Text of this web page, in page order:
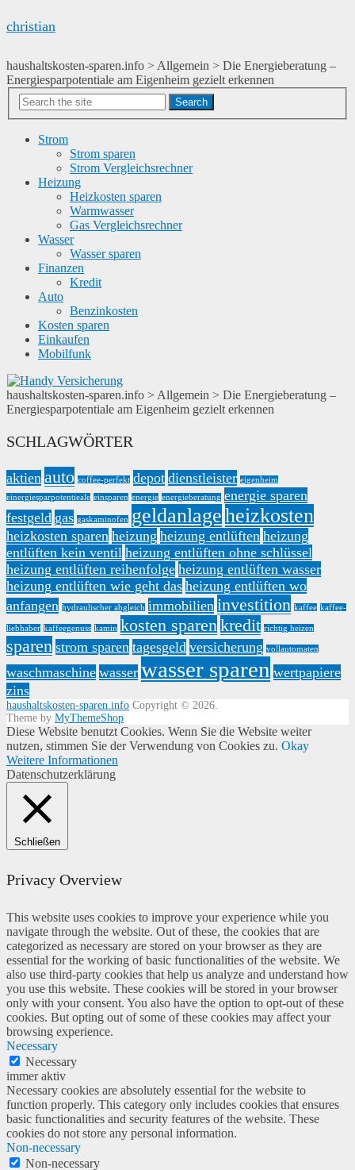
christian
haushaltskosten-sparen.info > Allgemein > Die Energieberatung –
Energiesparpotentiale am Eigenheim gezielt erkennen
Search
Strom
Strom sparen
Strom Vergleichsrechner
Heizung
Heizkosten sparen
Warmwasser
Gas Vergleichsrechner
Wasser
Wasser sparen
Finanzen
Kredit
Auto
Benzinkosten
Kosten sparen
Einkaufen
Mobilfunk
haushaltskosten-sparen.info > Allgemein > Die Energieberatung –
Energiesparpotentiale am Eigenheim gezielt erkennen
SCHLAGWÖRTER
aktien auto coffee-perfekt depot dienstleister eigenheim
einergiesparpotentieale einsparen energie energieberatung energie sparen
festgeld gas gaskaminofen geldanlageheizkosten
heizkosten sparen heizung heizung entlüften heizung
entlüften kein ventil heizung entlüften ohne schlüssel
heizung entlüften reihenfolge heizung entlüften wasser
heizung entlüften wie geht das heizung entlüften wo
anfangen hydraulischer abgleich immobilien investition kaffee kaffee-
liebhaber kaffeegenuss kamin kosten sparen kredit richtig heizen
sparen strom sparen tagesgeld versicherung vollautomaten
waschmaschine wasser wasser sparen wertpapiere
zins
haushaltskosten-sparen.info Copyright © 2026.
Theme by MyThemeShop
Diese Website benutzt Cookies. Wenn Sie die Website weiter
nutzen, stimmen Sie der Verwendung von Cookies zu. Okay
Weitere Informationen
Datenschutzerklärung
Schließen
Privacy Overview
This website uses cookies to improve your experience while you
navigate through the website. Out of these, the cookies that are
categorized as necessary are stored on your browser as they are
essential for the working of basic functionalities of the website. We
also use third-party cookies that help us analyze and understand how
you use this website. These cookies will be stored in your browser
only with your consent. You also have the option to opt-out of these
cookies. But opting out of some of these cookies may affect your
browsing experience.
Necessary
Necessary
immer aktiv
Necessary cookies are absolutely essential for the website to
function properly. This category only includes cookies that ensures
basic functionalities and security features of the website. These
cookies do not store any personal information.
Non-necessary
Non-necessary